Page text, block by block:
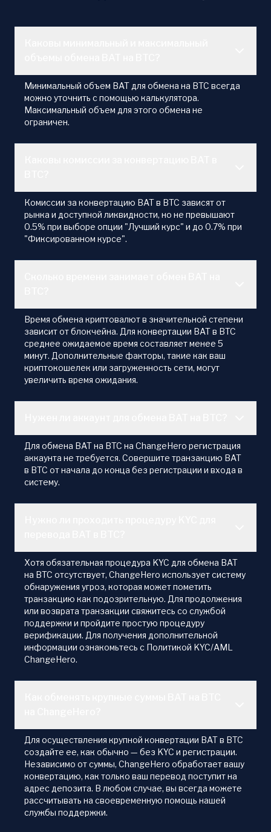
Минимальный объем BAT для обмена на BTC всегда
можно уточнить с помощью калькулятора.
Максимальный объем для этого обмена не
ограничен.
Комиссии за конвертацию BAT в BTC зависят от
рынка и доступной ликвидности, но не превышают
0.5% при выборе опции "Лучший курс" и до 0.7% при
"Фиксированном курсе".
Время обмена криптовалют в значительной степени
зависит от блокчейна. Для конвертации BAT в BTC
среднее ожидаемое время составляет менее 5
минут. Дополнительные факторы, такие как ваш
криптокошелек или загруженность сети, могут
увеличить время ожидания.
Для обмена BAT на BTC на ChangeHero регистрация
аккаунта не требуется. Совершите транзакцию BAT
в BTC от начала до конца без регистрации и входа в
систему.
Хотя обязательная процедура KYC для обмена BAT
на BTC отсутствует, ChangeHero использует систему
обнаружения угроз, которая может пометить
транзакцию как подозрительную. Для продолжения
или возврата транзакции свяжитесь со службой
поддержки и пройдите простую процедуру
верификации. Для получения дополнительной
информации ознакомьтесь с Политикой KYC/AML
ChangeHero.
Для осуществления крупной конвертации BAT в BTC
создайте ее, как обычно — без KYC и регистрации.
Независимо от суммы, ChangeHero обработает вашу
конвертацию, как только ваш перевод поступит на
адрес депозита. В любом случае, вы всегда можете
рассчитывать на своевременную помощь нашей
службы поддержки.